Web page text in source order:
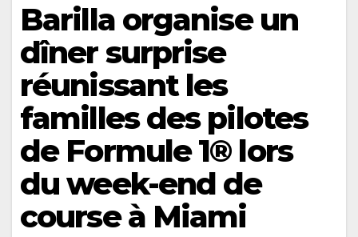
Barilla organise un
dîner surprise
réunissant les
familles des pilotes
de Formule 1® lors
du week-end de
course à Miami